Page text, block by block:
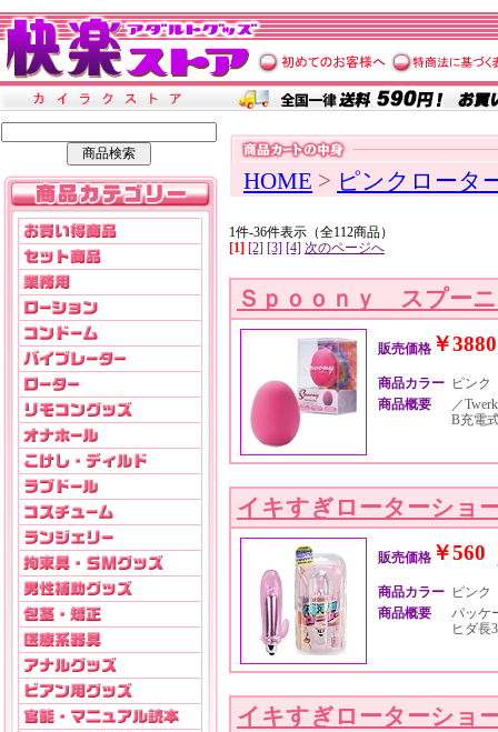
HOME > ピンクロータ
1件-36件表示（全112商品）
[1] [2] [3] [4] 次のページへ
Ｓｐｏｏｎｙ スプー
販売価格 ￥3880
商品カラー ピンク
商品概要
／
B充電
イキすぎローターショ
販売価格 ￥560
商品カラー ピンク
商品概要
パッケ
ヒダ
イキすぎローターショ